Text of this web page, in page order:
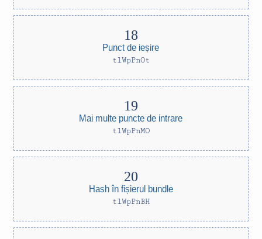
Punct de ieșire
tlWpPnOt
Mai multe puncte de intrare
tlWpPnMO
Hash în fișierul bundle
tlWpPnBH